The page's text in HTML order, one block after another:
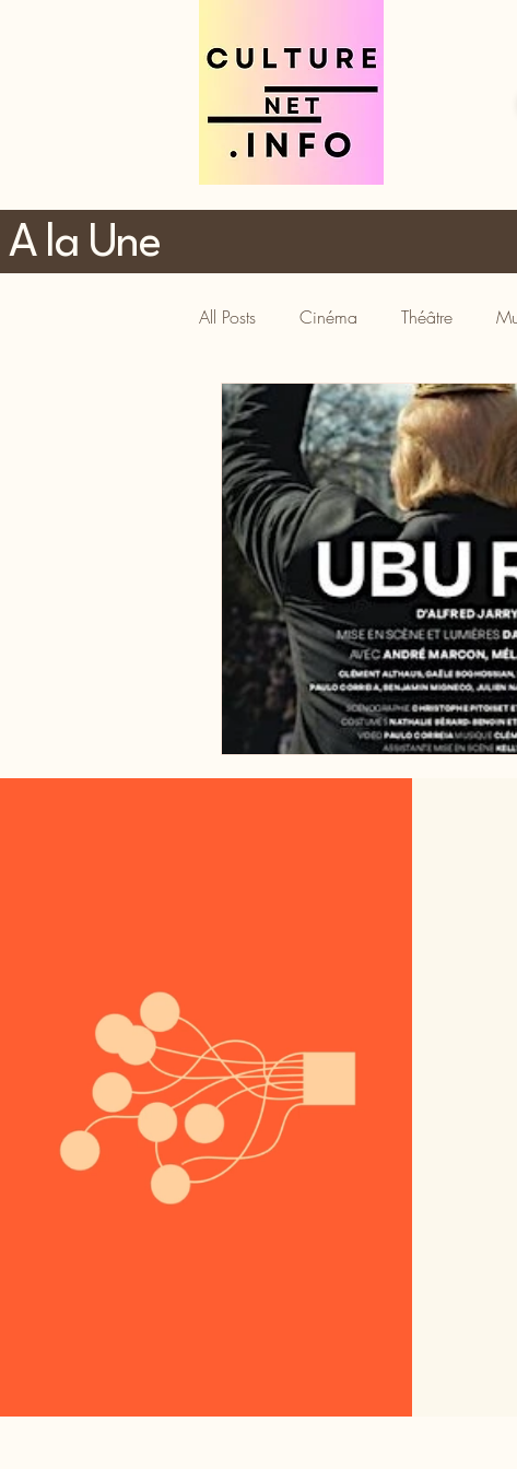
A la Une
All Posts Cinéma Théâtre
Tourisme Gastronomie